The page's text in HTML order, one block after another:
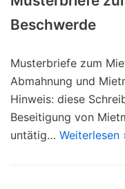
Beschwerde
Musterbriefe zum
Abmahnung und
Hinweis: diese
Beseitigung von
untätig… Weiterlesen